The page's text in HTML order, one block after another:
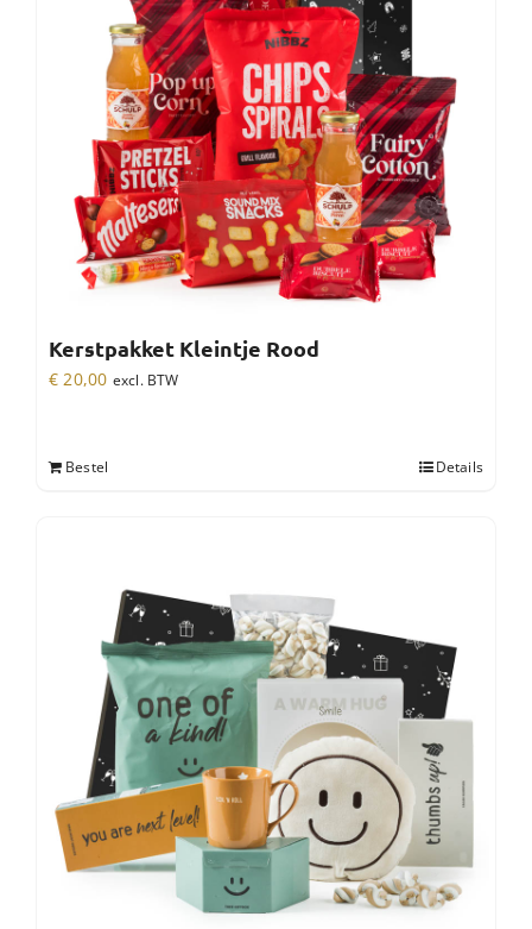
Kerstpakket Kleintje Rood
€ 20,00 excl. BTW
Bestel Details